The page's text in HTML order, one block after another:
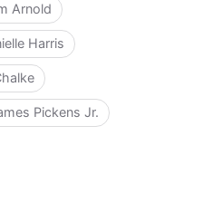
Arnold
Harris
Pickens Jr.